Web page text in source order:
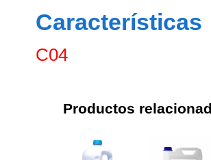
Características
C04
Productos